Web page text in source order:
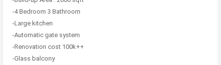
-4 Bedroom 3 Bathroom
-Large kitchen
-Automatic gate system
-Renovation cost 100k++
-Glass balcony